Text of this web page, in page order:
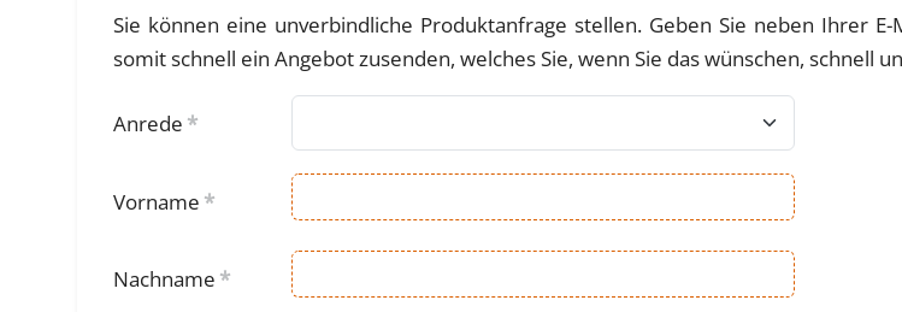
Sie können eine unverbindliche Produktanfrage stellen. Geben Sie neben Ihrer
somit schnell ein Angebot zusenden, welches Sie, wenn Sie das wünschen, schnell
Anrede *
Vorname *
Nachname *